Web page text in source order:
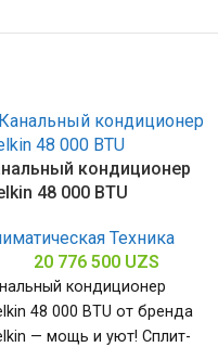
кондиционер
48 000 BTU
Техника
20 776 500 UZS
кондиционер
48 000 BTU от бренда
— мощь и уют! Сплит-